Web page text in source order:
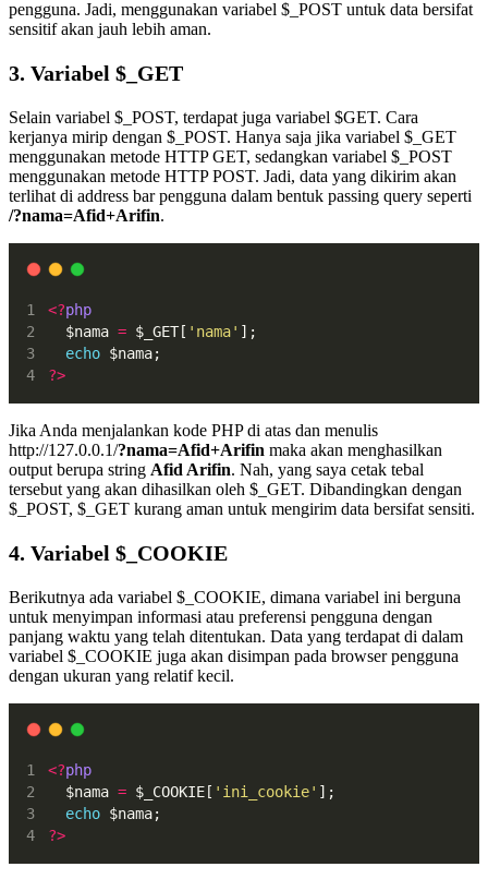
pengguna. Jadi, menggunakan variabel $_POST untuk data bersifat
sensitif akan jauh lebih aman.
3. Variabel $_GET
Selain variabel $_POST, terdapat juga variabel $GET. Cara
kerjanya mirip dengan $_POST. Hanya saja jika variabel $_GET
menggunakan metode HTTP GET, sedangkan variabel $_POST
menggunakan metode HTTP POST. Jadi, data yang dikirim akan
terlihat di address bar pengguna dalam bentuk passing query seperti
/?nama=Afid+Arifin.
<?php
  $nama
= $_GET[ 'nama' ];
echo $nama;
?>
Jika Anda menjalankan kode PHP di atas dan menulis
http://127.0.0.1/?nama=Afid+Arifin maka akan menghasilkan
output berupa string Afid Arifin. Nah, yang saya cetak tebal
tersebut yang akan dihasilkan oleh $_GET. Dibandingkan dengan
$_POST, $_GET kurang aman untuk mengirim data bersifat sensiti.
4. Variabel $_COOKIE
Berikutnya ada variabel $_COOKIE, dimana variabel ini berguna
untuk menyimpan informasi atau preferensi pengguna dengan
panjang waktu yang telah ditentukan. Data yang terdapat di dalam
variabel $_COOKIE juga akan disimpan pada browser pengguna
dengan ukuran yang relatif kecil.
<?php
  $nama
= $_COOKIE[ 'ini_cookie' ];
echo $nama;
?>